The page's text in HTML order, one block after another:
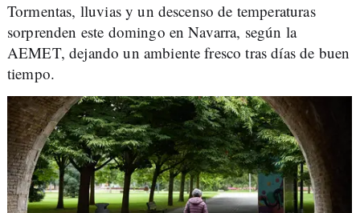
Tormentas, lluvias y un descenso de temperaturas
sorprenden este domingo en Navarra, según la
AEMET, dejando un ambiente fresco tras días de buen
tiempo.